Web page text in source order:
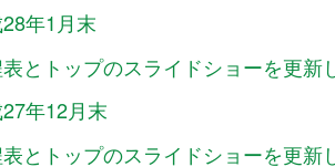
年1月末
とトップのスライドショーを更新
年12月末
とトップのスライドショーを更新